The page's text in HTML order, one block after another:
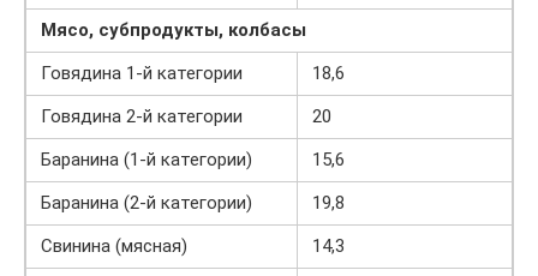
Мясо, субпродукты, колбасы
Говядина 1-й категории
18,6
Говядина 2-й категории
20
Баранина (1-й категории)
15,6
Баранина (2-й категории)
19,8
Свинина (мясная)
14,3